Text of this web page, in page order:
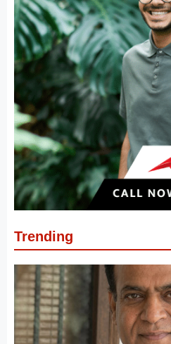
Trending